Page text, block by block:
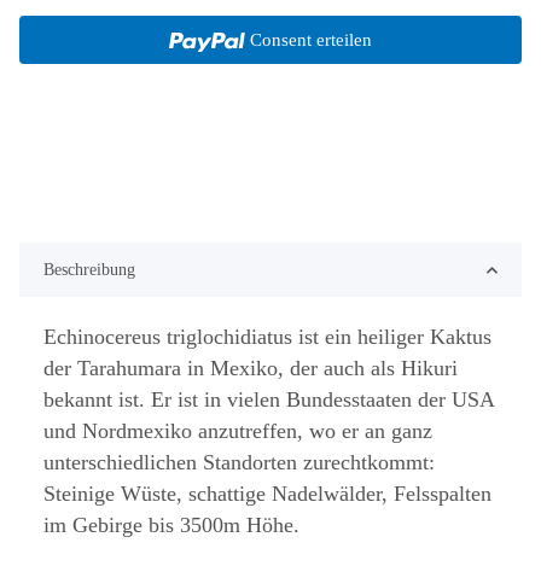
Consent erteilen
Beschreibung
Echinocereus triglochidiatus ist ein heiliger Kaktus
der Tarahumara in Mexiko, der auch als Hikuri
bekannt ist. Er ist in vielen Bundesstaaten der USA
und Nordmexiko anzutreffen, wo er an ganz
unterschiedlichen Standorten zurechtkommt:
Steinige Wüste, schattige Nadelwälder, Felsspalten
im Gebirge bis 3500m Höhe.